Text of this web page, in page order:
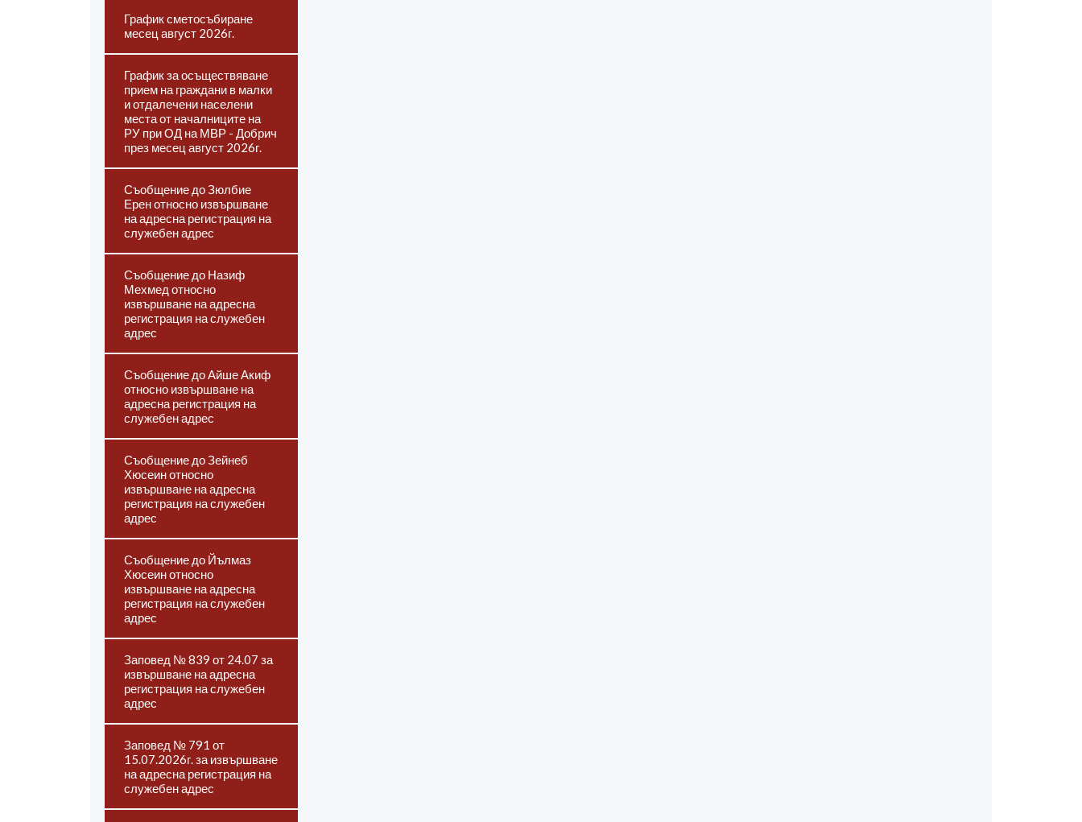
График сметосъбиране
месец август 2026г.
График за осъществяване
прием на граждани в малки
и отдалечени населени
места от началниците на
РУ при ОД на МВР - Добрич
през месец август 2026г.
Съобщение до Зюлбие
Ерен относно извършване
на адресна регистрация на
служебен адрес
Съобщение до Назиф
Мехмед относно
извършване на адресна
регистрация на служебен
адрес
Съобщение до Айше Акиф
относно извършване на
адресна регистрация на
служебен адрес
Съобщение до Зейнеб
Хюсеин относно
извършване на адресна
регистрация на служебен
адрес
Съобщение до Йълмаз
Хюсеин относно
извършване на адресна
регистрация на служебен
адрес
Заповед № 839 от 24.07 за
извършване на адресна
регистрация на служебен
адрес
Заповед № 791 от
15.07.2026г. за извършване
на адресна регистрация на
служебен адрес